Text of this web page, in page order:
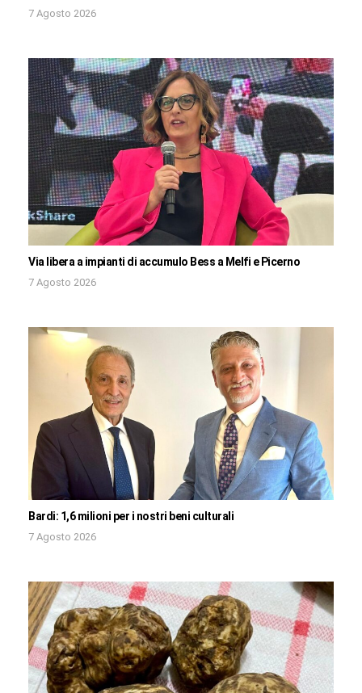
7 Agosto 2026
Via libera a impianti di accumulo Bess a Melfi e Picerno
7 Agosto 2026
Bardi: 1,6 milioni per i nostri beni culturali
7 Agosto 2026